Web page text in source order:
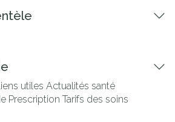
utiles Actualités santé
Prescription Tarifs des soins